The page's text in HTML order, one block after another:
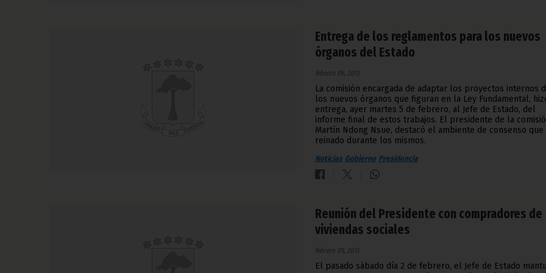
Entrega de los reglamentos para los nuevos
órganos del Estado
febrero 06, 2013
La comisión encargada de adaptar los proyectos internos
los nuevos órganos que figuran en la Ley Fundamental,
entrega, ayer martes 5 de febrero, al Jefe de Estado, del
informe final de estos trabajos. El presidente de la
Martín Ndong Nsue, destacó el ambiente de consenso que
reinado durante los mismos.
Noticias Gobierno Presidencia
Reunión del Presidente con compradores de
viviendas sociales
febrero 05, 2013
El pasado sábado día 2 de febrero, el Jefe de Estado